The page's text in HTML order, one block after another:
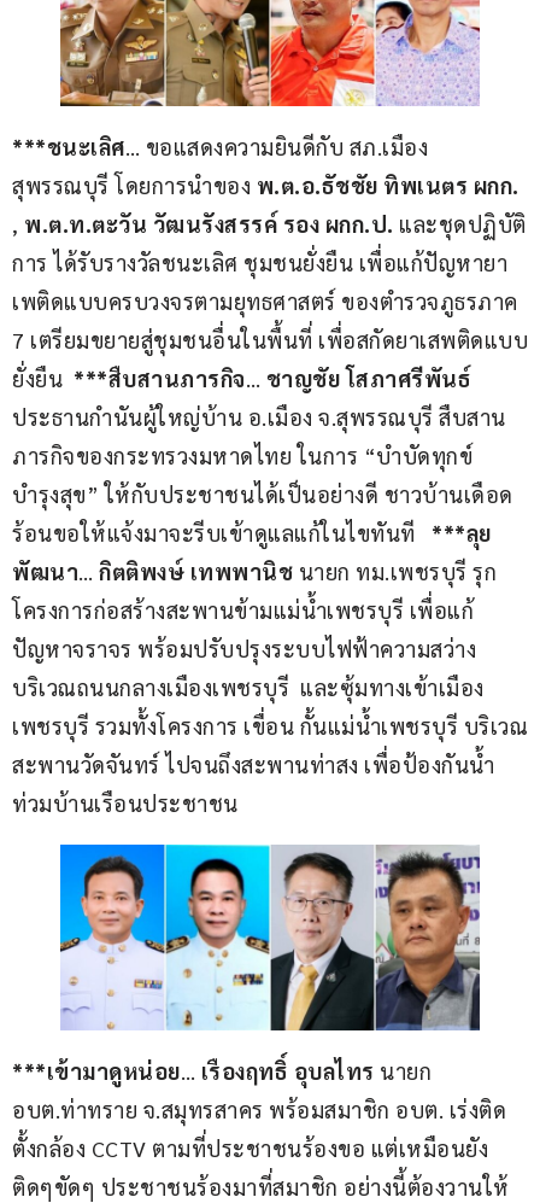
***ชนะเลิศ… ขอแสดงความยินดีกับ สภ.เมือง
สุพรรณบุรี โดยการนำของ พ.ต.อ.ธัชชัย ทิพเนตร ผกก.
, พ.ต.ท.ตะวัน วัฒนรังสรรค์ รอง ผกก.ป. และชุดปฏิบัติ
การ ได้รับรางวัลชนะเลิศ ชุมชนยั่งยืน เพื่อแก้ปัญหายา
เพติดแบบครบวงจรตามยุทธศาสตร์ ของตำรวจภูธรภาค
7 เตรียมขยายสู่ชุมชนอื่นในพื้นที่ เพื่อสกัดยาเสพติดแบบ
ยั่งยืน
  ***สืบสานภารกิจ
… ชาญชัย โสภาศรีพันธ์
ประธานกำนันผู้ใหญ่บ้าน อ.เมือง จ.สุพรรณบุรี สืบสาน
ภารกิจของกระทรวงมหาดไทย ในการ “บำบัดทุกข์
บำรุงสุข” ให้กับประชาชนได้เป็นอย่างดี ชาวบ้านเดือด
ร้อนขอให้แจ้งมาจะรีบเข้าดูแลแก้ในไขทันที
   ***ลุย
พัฒนา… กิตติพงษ์ เทพพานิช นายก ทม.เพชรบุรี รุก
โครงการก่อสร้างสะพานข้ามแม่น้ำเพชรบุรี เพื่อแก้
ปัญหาจราจร พร้อมปรับปรุงระบบไฟฟ้าความสว่าง
บริเวณถนนกลางเมืองเพชรบุรี  และซุ้มทางเข้าเมือง
เพชรบุรี รวมทั้งโครงการ เขื่อน กั้นแม่น้ำเพชรบุรี บริเวณ
สะพานวัดจันทร์ ไปจนถึงสะพานท่าสง เพื่อป้องกันน้ำ
ท่วมบ้านเรือนประชาชน
***เข้ามาดูหน่อย… เรืองฤทธิ์ อุบลไทร นายก
อบต.ท่าทราย จ.สมุทรสาคร พร้อมสมาชิก อบต. เร่งติด
ตั้งกล้อง CCTV ตามที่ประชาชนร้องขอ แต่เหมือนยัง
ติดๆขัดๆ ประชาชนร้องมาที่สมาชิก อย่างนี้ต้องวานให้